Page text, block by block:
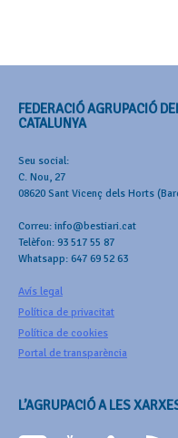
FEDERACIÓ AGRUPACIÓ
CATALUNYA
Seu social:
C. Nou, 27
08620 Sant Vicenç dels Horts
Correu: info@bestiari.cat
Telèfon: 93 517 55 87
Whatsapp: 647 69 52 63
Avís legal
Política de privacitat
Política de cookies
Portal de transparència
L’AGRUPACIÓ A LES